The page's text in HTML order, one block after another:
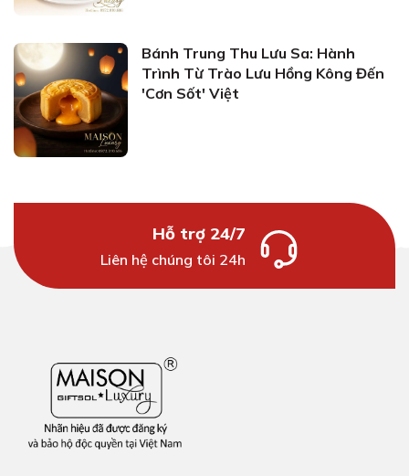
Bánh Trung Thu Lưu Sa: Hành
Trình Từ Trào Lưu Hồng Kông Đến
'Cơn Sốt' Việt
Hỗ trợ 24/7
Liên hệ chúng tôi 24h